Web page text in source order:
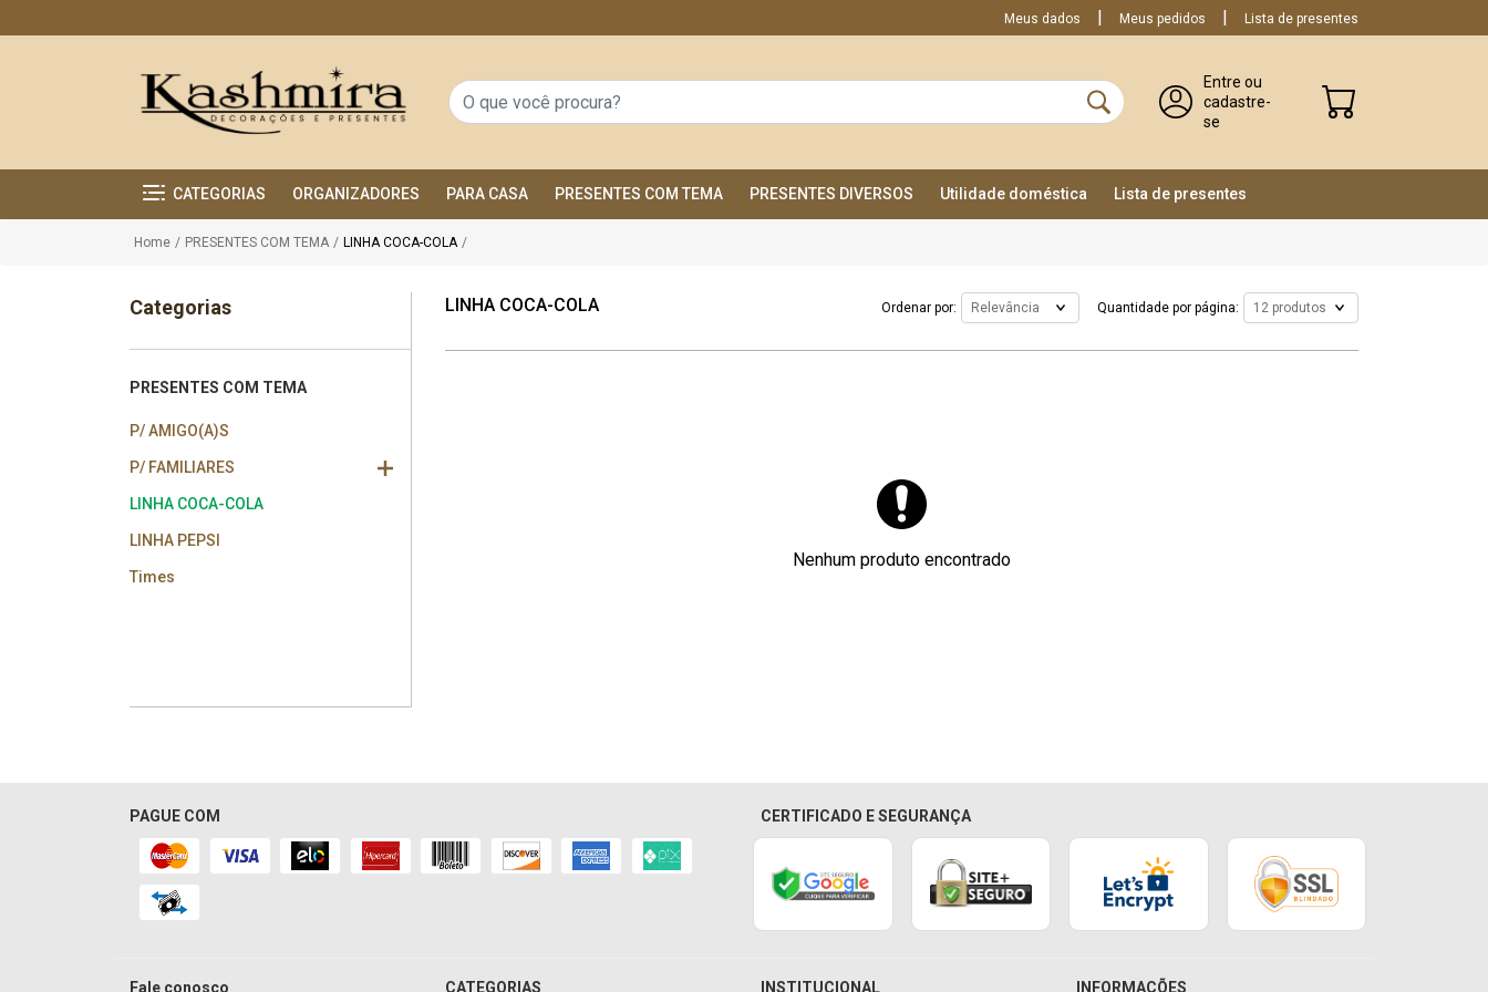
Meus dados Meus pedidos Lista de presentes
Entre ou
cadastre-
se
CATEGORIAS ORGANIZADORES PARA CASA PRESENTES COM TEMA PRESENTES DIVERSOS Utilidade doméstica Lista de presentes
Home / PRESENTES COM TEMA / LINHA COCA-COLA /
Categorias
PRESENTES COM TEMA
P/ AMIGO(A)S
P/ FAMILIARES
LINHA COCA-COLA
LINHA PEPSI
Times
LINHA COCA-COLA Ordenar por: Quantidade por página:
Nenhum produto encontrado
PAGUE COM CERTIFICADO E SEGURANÇA
Fale conosco CATEGORIAS INSTITUCIONAL INFORMAÇÕES